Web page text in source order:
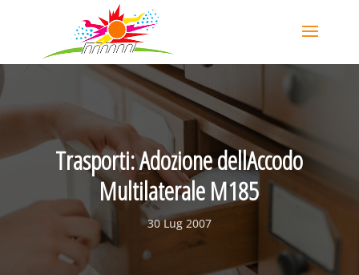
Trasporti: Adozione dellAccodo
Multilaterale M185
30 Lug 2007